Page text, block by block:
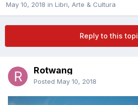
May 10, 2018 in Libri, Arte & Cultura
Reply to this
Rotwang
Posted May 10, 2018